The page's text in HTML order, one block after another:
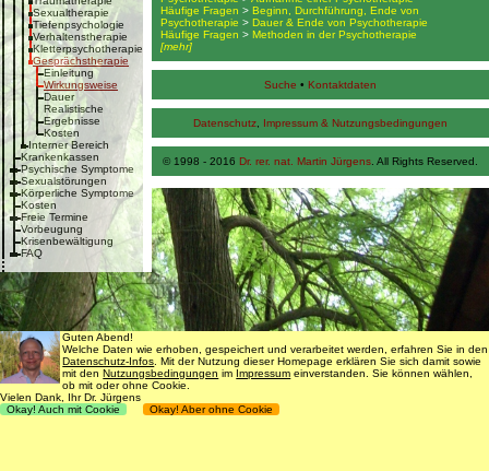
Sexualtherapie
Tiefenpsychologie
Verhaltenstherapie
Kletterpsychotherapie
Gesprächstherapie
Einleitung
Wirkungsweise
Dauer
Realistische
Ergebnisse
Kosten
Interner Bereich
Krankenkassen
Psychische Symptome
Sexualstörungen
Körperliche Symptome
Kosten
Freie Termine
Vorbeugung
Krisenbewältigung
FAQ
Häufige Fragen > Beginn, Durchführung, Ende von
Psychotherapie > Dauer & Ende von Psychotherapie
Häufige Fragen > Methoden in der Psychotherapie
[mehr]
Suche • Kontaktdaten
Datenschutz Impressum & Nutzungsbedingungen
© 1998 - 2016 Dr. rer. nat. Martin Jürgens . All Rights Reserved.
Guten Abend!
Welche Daten wie erhoben, gespeichert und verarbeitet werden, erfahren Sie in den
Datenschutz-Infos . Mit der Nutzung dieser Homepage erklären Sie sich damit sowie
mit denNutzungsbedingungen im Impressum einverstanden. Sie können wählen,
ob mit oder ohne Cookie.
Vielen Dank, Ihr Dr. Jürgens
Okay! Auch mit Cookie
Okay! Aber ohne Cookie